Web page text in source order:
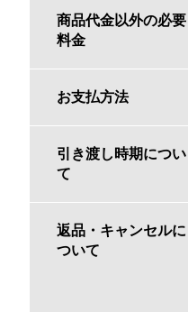
商品代金以外の必要
料金
お支払方法
引き渡し時期につい
て
返品・キャンセルに
ついて